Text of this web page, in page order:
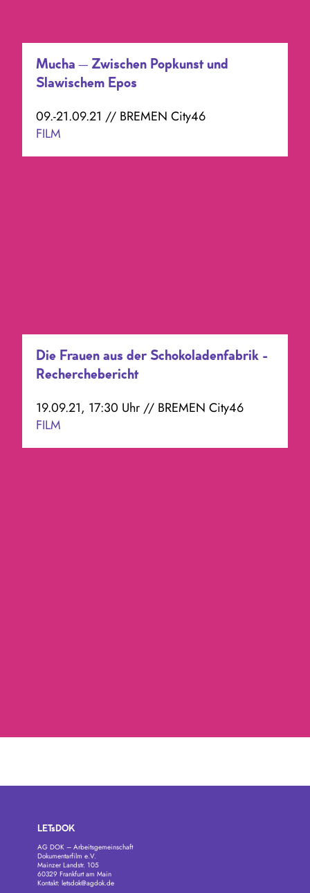
Mucha – Zwischen Popkunst und
Slawischem Epos
09.-21.09.21 // BREMEN City46
FILM
Die Frauen aus der Schokoladenfabrik -
Recherchebericht
19.09.21, 17:30 Uhr // BREMEN City46
FILM
LETsDOK
AG DOK – Arbeitsgemeinschaft
Dokumentarfilm e.V.
Mainzer Landstr. 105
60329 Frankfurt am Main
Kontakt: letsdok@agdok.de